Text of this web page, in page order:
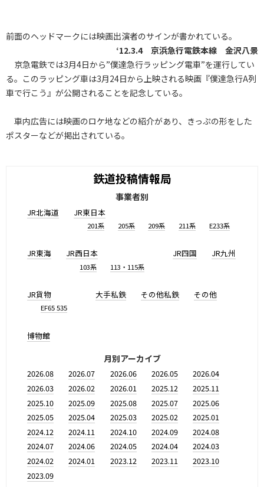
前面のヘッドマークには映画出演者のサインが書かれている。
‘12.3.4 京浜急行電鉄本線 金沢八景
京急電鉄では3月4日から”僕達急行ラッピング電車”を運行してい
る。このラッピング車は3月24日から上映される映画『僕達急行A列
車で行こう』が公開されることを記念している。
車内広告には映画のロケ地などの紹介があり、きっぷの形をした
ポスターなどが掲出されている。
鉄道投稿情報局
事業者別
JR北海道 JR東日本
201系 205系 209系 211系 E233系
JR東海 JR西日本
103系 113・115系
JR四国 JR九州
JR貨物
EF65 535
大手私鉄 その他私鉄 その他
博物館
月別アーカイブ
2026.08 2026.07 2026.06 2026.05
2026.04
2026.03
2026.02 2026.01 2025.12
2025.11
2025.10
2025.09 2025.08 2025.07
2025.06
2025.05
2025.04 2025.03 2025.02
2025.01
2024.12
2024.11 2024.10 2024.09
2024.08
2024.07
2024.06 2024.05 2024.04
2024.03
2024.02
2024.01 2023.12 2023.11
2023.10
2023.09